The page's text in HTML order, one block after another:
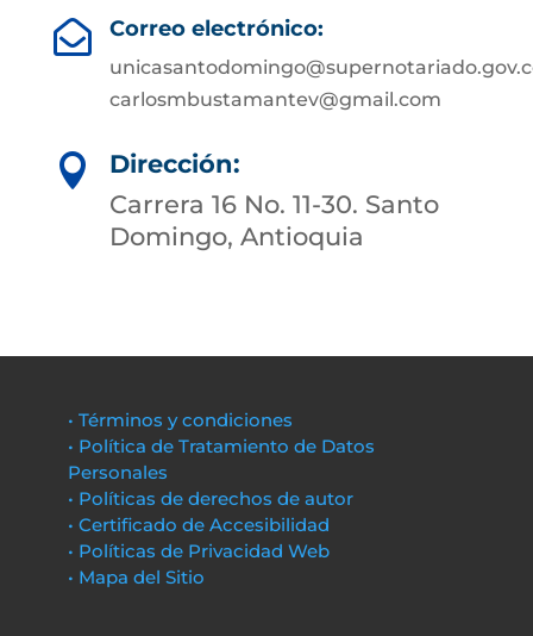
 Correo electrónico:
carlosmbustamantev@gmail.com

Dirección:
Carrera 16 No. 11-30. Santo
Domingo, Antioquia
• Términos y condiciones
• Política de Tratamiento de Datos
Personales
• Políticas de derechos de autor
• Certificado de Accesibilidad
• Políticas de Privacidad Web
• Mapa del Sitio